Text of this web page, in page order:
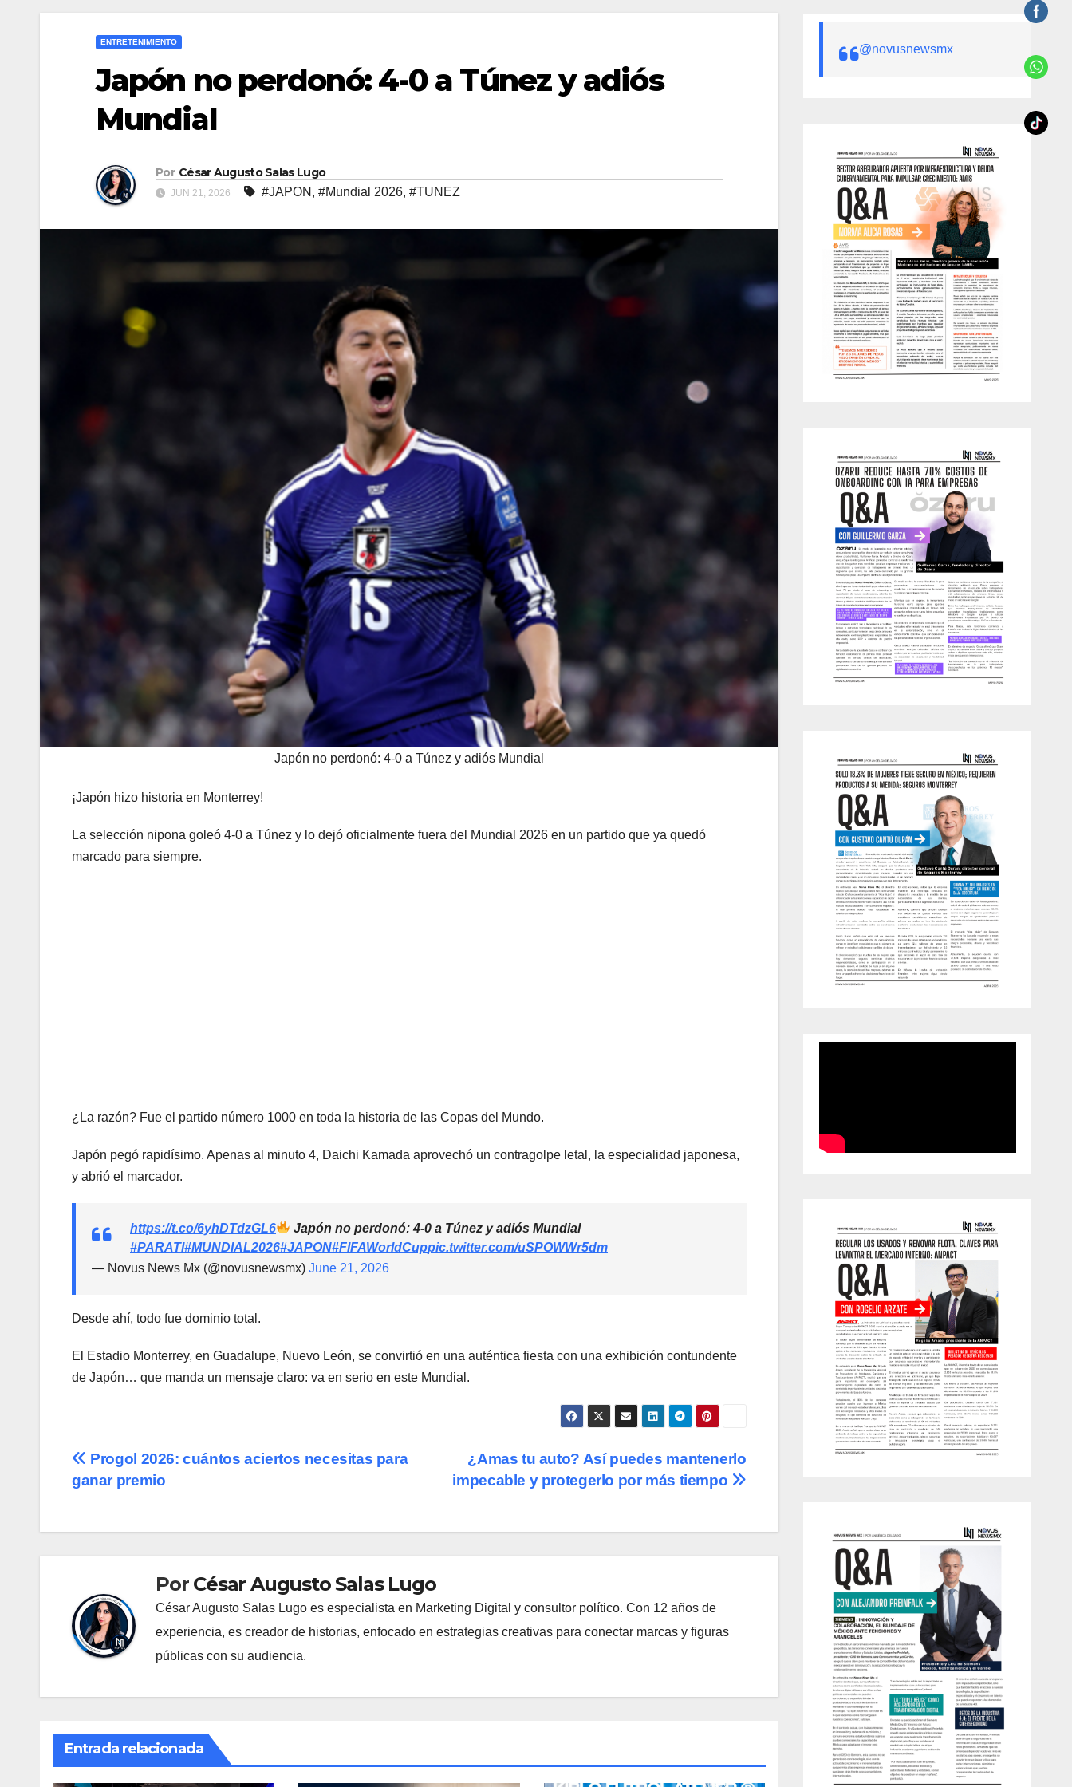
ENTRETENIMIENTO
Japón no perdonó: 4-0 a Túnez y adiós
Mundial
Por César Augusto Salas Lugo
JUN 21, 2026 #JAPON , #Mundial 2026, #TUNEZ
Japón no perdonó: 4-0 a Túnez y adiós Mundial
¡Japón hizo historia en Monterrey!
La selección nipona goleó 4-0 a Túnez y lo dejó oficialmente fuera del Mundial 2026 en un partido que ya quedó
marcado para siempre.
¿La razón? Fue el partido número 1000 en toda la historia de las Copas del Mundo.
Japón pegó rapidísimo. Apenas al minuto 4, Daichi Kamada aprovechó un contragolpe letal, la especialidad japonesa,
y abrió el marcador.
https://t.co/6yhDTdzGL6
Japón no perdonó: 4-0 a Túnez y adiós Mundial
#PARATI#MUNDIAL2026#JAPON#FIFAWorldCuppic.twitter.com/uSPOWWr5dm
— Novus News Mx (@novusnewsmx) June 21, 2026
Desde ahí, todo fue dominio total.
El Estadio Monterrey, en Guadalupe, Nuevo León, se convirtió en una auténtica fiesta con una exhibición contundente
de Japón… que manda un mensaje claro: va en serio en este Mundial.
Navegación
de
entradas
¿Amas tu auto? Así puedes mantenerlo
impecable y protegerlo por más tiempo
Progol 2026: cuántos aciertos necesitas para
ganar premio
Por César Augusto Salas Lugo
César Augusto Salas Lugo es especialista en Marketing Digital y consultor político. Con 12 años de
experiencia, es creador de historias, enfocado en estrategias creativas para conectar marcas y figuras
públicas con su audiencia.
Entrada relacionada
@novusnewsmx